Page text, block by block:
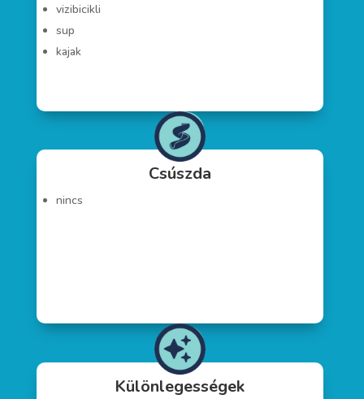
vizibicikli
sup
kajak
Csúszda
nincs
Különlegességek